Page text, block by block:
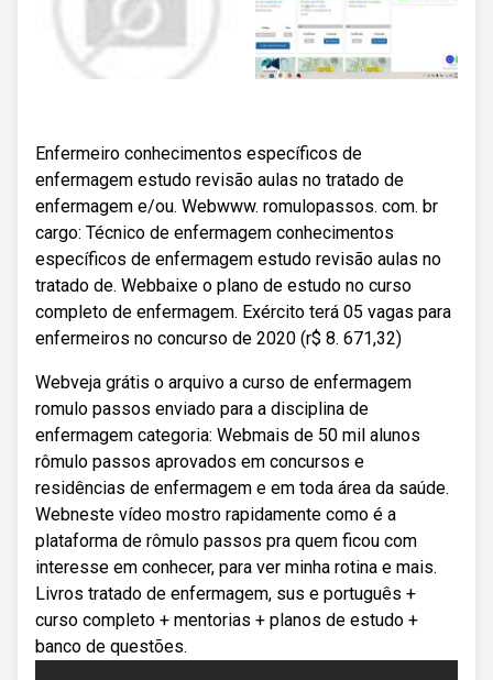
Enfermeiro conhecimentos específicos de
enfermagem estudo revisão aulas no tratado de
enfermagem e/ou. Webwww. romulopassos. com. br
cargo: Técnico de enfermagem conhecimentos
específicos de enfermagem estudo revisão aulas no
tratado de. Webbaixe o plano de estudo no curso
completo de enfermagem. Exército terá 05 vagas para
enfermeiros no concurso de 2020 (r$ 8. 671,32)
Webveja grátis o arquivo a curso de enfermagem
romulo passos enviado para a disciplina de
enfermagem categoria: Webmais de 50 mil alunos
rômulo passos aprovados em concursos e
residências de enfermagem e em toda área da saúde.
Webneste vídeo mostro rapidamente como é a
plataforma de rômulo passos pra quem ficou com
interesse em conhecer, para ver minha rotina e mais.
Livros tratado de enfermagem, sus e português +
curso completo + mentorias + planos de estudo +
banco de questões.